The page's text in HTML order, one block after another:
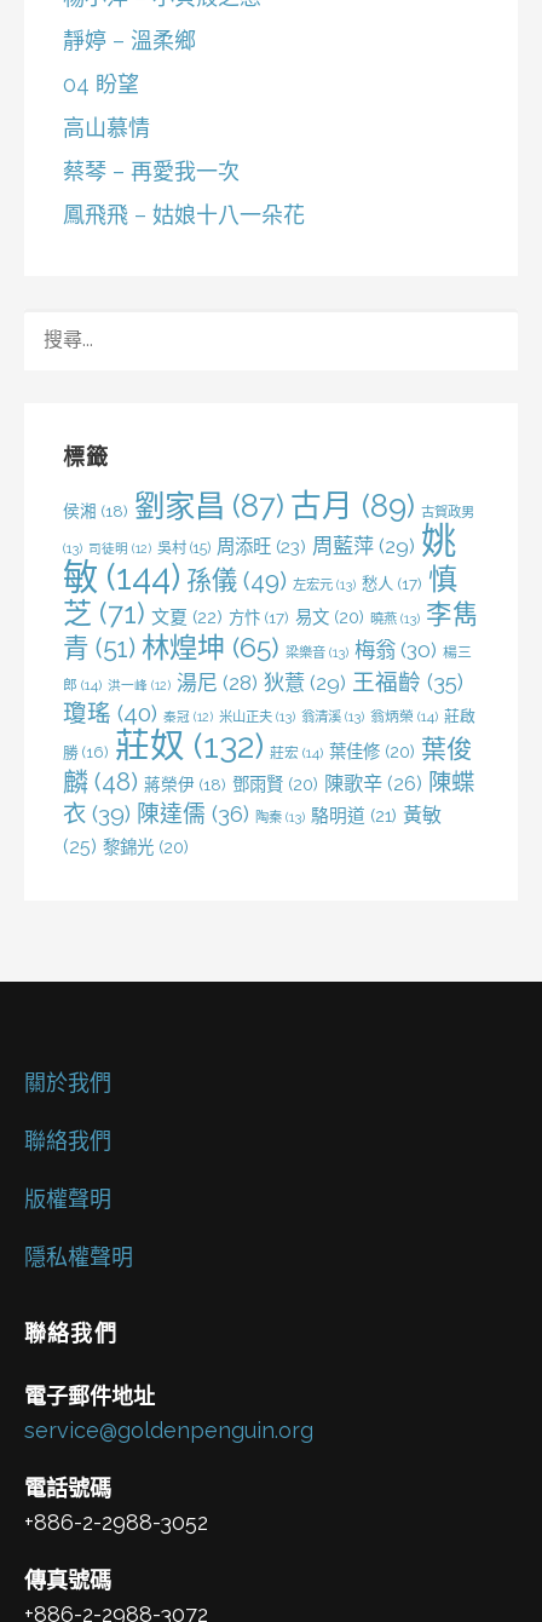
靜婷 – 溫柔鄉
04 盼望
高山慕情
蔡琴 – 再愛我一次
鳳飛飛 – 姑娘十八一朵花
標籤
侯湘 (18) 劉家昌 (87) 古月 (89) 古賀政男
(13) 司徒明 (12) 吳村 (15) 周添旺 (23) 周藍萍 (29) 姚
敏 (144) 孫儀 (49) 左宏元 (13) 愁人 (17) 慎
芝 (71) 文夏 (22) 方忭 (17) 易文 (20) 曉燕 (13) 李雋
青 (51) 林煌坤 (65) 梁樂音 (13) 梅翁 (30) 楊三
郎 (14) 洪一峰 (12) 湯尼 (28) 狄薏 (29) 王福齡 (35)
瓊瑤 (40) 秦冠 (12) 米山正夫 (13) 翁清溪 (13) 翁炳榮 (14) 莊啟
勝 (16) 莊奴 (132) 莊宏 (14) 葉佳修 (20) 葉俊
麟 (48) 蔣榮伊 (18) 鄧雨賢 (20) 陳歌辛 (26) 陳蝶
衣 (39) 陳達儒 (36) 陶秦 (13) 駱明道 (21) 黃敏
(25) 黎錦光 (20)
關於我們
聯絡我們
版權聲明
隱私權聲明
聯絡我們
電子郵件地址
service@goldenpenguin.org
電話號碼
+886-2-2988-3052
傳真號碼
+886-2-2988-3072